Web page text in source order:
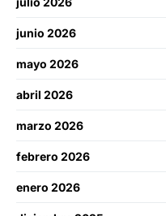
junio 2026
mayo 2026
abril 2026
marzo 2026
febrero 2026
enero 2026